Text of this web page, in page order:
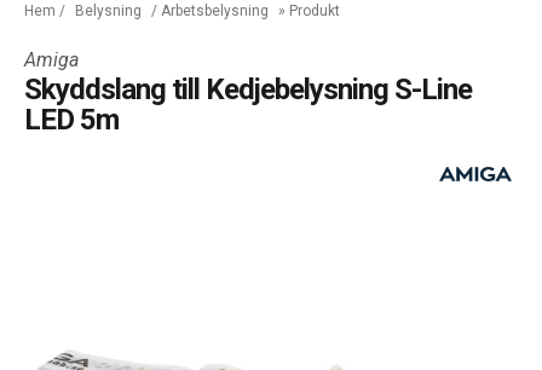
Hem / Belysning / Arbetsbelysning » Produkt
Amiga
Skyddslang till Kedjebelysning S-Line
LED 5m